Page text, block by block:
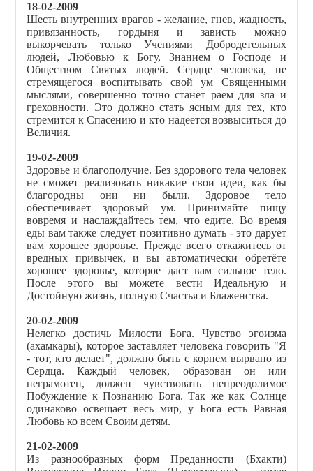
18-02-2009
Шесть внутренних врагов - желание, гнев, жадность,
привязанность, гордыня и зависть можно
выкорчевать только Учениями Добродетельных
людей, Любовью к Богу, Знанием о Господе и
Обществом Святых людей. Сердце человека, не
стремящегося воспитывать свой ум Священными
мыслями, совершенно точно станет раем для зла и
греховности. Это должно стать ясным для тех, кто
стремится к Спасению и кто надеется возвыситься до
Величия.
19-02-2009
Здоровье и благополучие. Без здорового тела человек
не сможет реализовать никакие свои идеи, как бы
благородны они ни были. Здоровое тело
обеспечивает здоровый ум. Принимайте пищу
вовремя и наслаждайтесь тем, что едите. Во время
еды вам также следует позитивно думать - это дарует
вам хорошее здоровье. Прежде всего откажитесь от
вредных привычек, и вы автоматически обретёте
хорошее здоровье, которое даст вам сильное тело.
После этого вы можете вести Идеальную и
Достойную жизнь, полную Счастья и Блаженства.
20-02-2009
Нелегко достичь Милости Бога. Чувство эгоизма
(ахамкары), которое заставляет человека говорить "Я
- тот, кто делает", должно быть с корнем вырвано из
Сердца. Каждый человек, образован он или
неграмотен, должен чувствовать непреодолимое
Побуждение к Познанию Бога. Так же как Солнце
одинаково освещает весь мир, у Бога есть Равная
Любовь ко всем Своим детям.
21-02-2009
Из разнообразных форм Преданности (Бхакти)